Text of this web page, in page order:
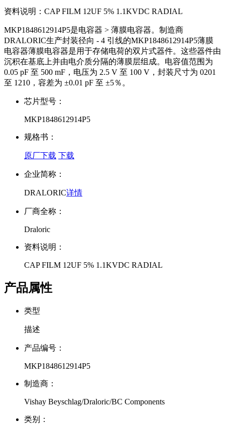
资料说明： CAP FILM 12UF 5% 1.1KVDC RADIAL
MKP1848612914P5是电容器 > 薄膜电容器。制造商
DRALORIC生产封装径向 - 4 引线的MKP1848612914P5薄膜
电容器薄膜电容器是用于存储电荷的双片式器件。这些器件由
沉积在基底上并由电介质分隔的薄膜层组成。电容值范围为
0.05 pF 至 500 mF，电压为 2.5 V 至 100 V，封装尺寸为 0201
至 1210，容差为 ±0.01 pF 至 ±5％。
芯片型号：
MKP1848612914P5
规格书：
原厂下载 下载
企业简称：
DRALORIC详情
厂商全称：
Draloric
资料说明：
CAP FILM 12UF 5% 1.1KVDC RADIAL
产品属性
类型
描述
产品编号：
MKP1848612914P5
制造商：
Vishay Beyschlag/Draloric/BC Components
类别：